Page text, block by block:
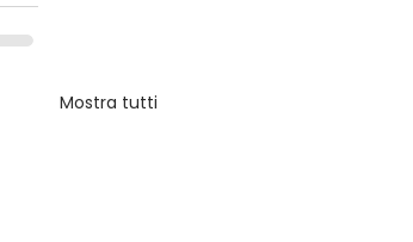
Mostra tutti